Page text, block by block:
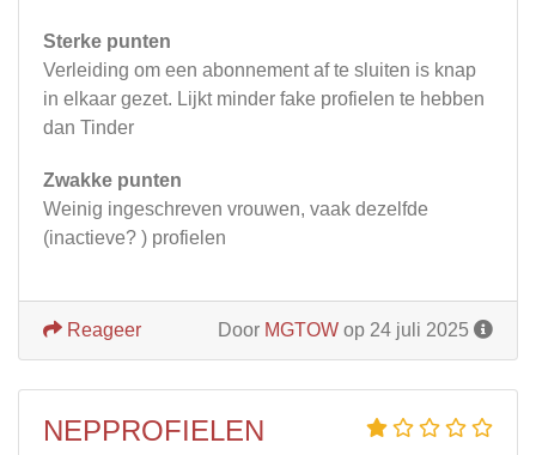
Sterke punten
Verleiding om een abonnement af te sluiten is knap
in elkaar gezet. Lijkt minder fake profielen te hebben
dan Tinder
Zwakke punten
Weinig ingeschreven vrouwen, vaak dezelfde
(inactieve? ) profielen
Door MGTOW op 24 juli 2025
Reageer
NEPPROFIELEN